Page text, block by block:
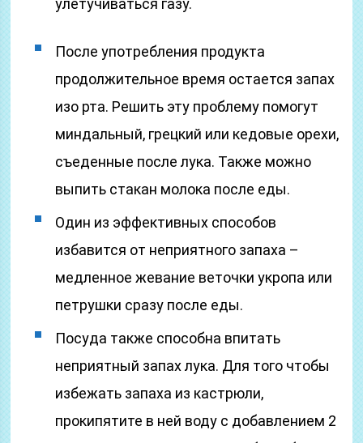
улетучиваться газу.
После употребления продукта
продолжительное время остается запах
изо рта. Решить эту проблему помогут
миндальный, грецкий или кедовые орехи,
съеденные после лука. Также можно
выпить стакан молока после еды.
Один из эффективных способов
избавится от неприятного запаха –
медленное жевание веточки укропа или
петрушки сразу после еды.
Посуда также способна впитать
неприятный запах лука. Для того чтобы
избежать запаха из кастрюли,
прокипятите в ней воду с добавлением 2